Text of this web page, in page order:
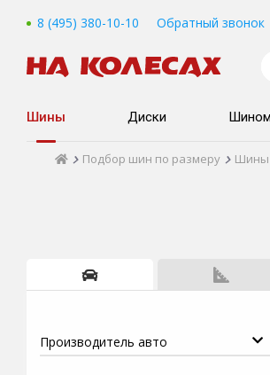
8 (495) 380-10-10 Обратный звонок
Шины Диски
Подбор шин по размеру Шины